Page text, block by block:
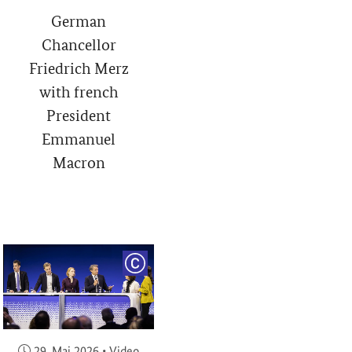
German
Chancellor
Friedrich Merz
with french
President
Emmanuel
Macron
COPYRIGHT